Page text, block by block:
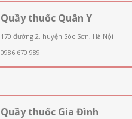
Quầy thuốc Quân Y
170 đường 2, huyện Sóc Sơn, Hà Nội
0986 670 989
Quầy thuốc Gia Đình